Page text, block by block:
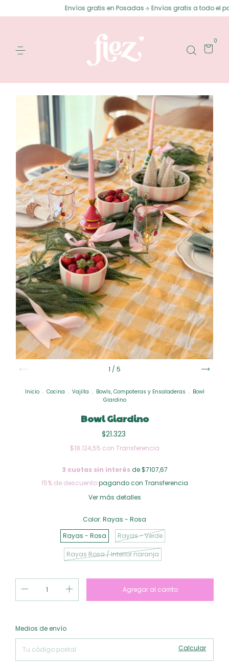
Envíos gratis en Posadas ⟡ Envíos gratis a todo el país
0
1 / 5
Inicio . Cocina . Vajilla . Bowls, Compoteras y Ensaladeras . Bowl
Giardino
Bowl Giardino
$21.323
$18.124,55 con Transferencia
3 cuotas sin interésde $7107,67
15% de descuentopagando con Transferencia
Ver más detalles
Color: Rayas - Rosa
Rayas - Rosa
Rayas - Verde
Rayas Rosa / Interior naranja
Entregas para el CP:
Medios de envío
Calcular